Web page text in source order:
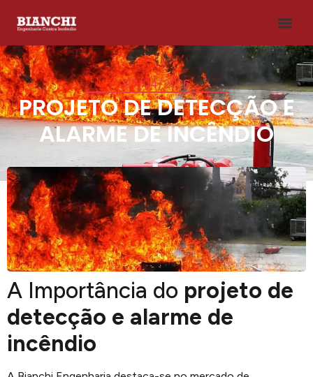
07/04/2026
PROJETO DE DETECÇÃO E
ALARME DE INCÊNDIO
A Importância do projeto de
detecção e alarme de
incêndio